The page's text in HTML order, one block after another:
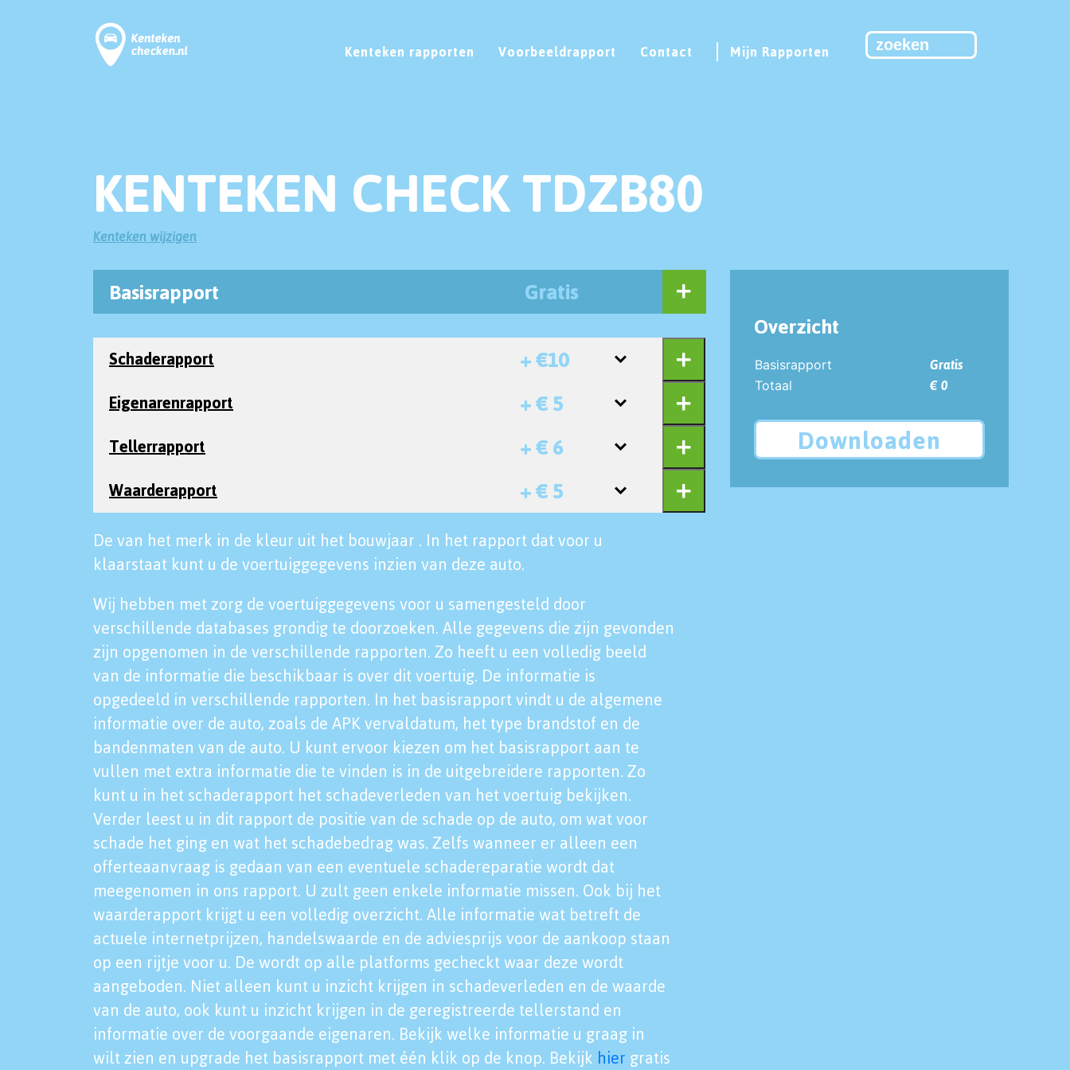
Kenteken rapporten Voorbeeldrapport Contact Mijn Rapporten
KENTEKEN CHECK TDZB80
Kenteken wijzigen
Basisrapport Gratis
Schaderapport + €10
Eigenarenrapport + € 5
Tellerrapport + € 6
Waarderapport + € 5
De van het merk in de kleur uit het bouwjaar . In het rapport dat voor u
klaarstaat kunt u de voertuiggegevens inzien van deze auto.
Wij hebben met zorg de voertuiggegevens voor u samengesteld door
verschillende databases grondig te doorzoeken. Alle gegevens die zijn gevonden
zijn opgenomen in de verschillende rapporten. Zo heeft u een volledig beeld
van de informatie die beschikbaar is over dit voertuig. De informatie is
opgedeeld in verschillende rapporten. In het basisrapport vindt u de algemene
informatie over de auto, zoals de APK vervaldatum, het type brandstof en de
bandenmaten van de auto. U kunt ervoor kiezen om het basisrapport aan te
vullen met extra informatie die te vinden is in de uitgebreidere rapporten. Zo
kunt u in het schaderapport het schadeverleden van het voertuig bekijken.
Verder leest u in dit rapport de positie van de schade op de auto, om wat voor
schade het ging en wat het schadebedrag was. Zelfs wanneer er alleen een
offerteaanvraag is gedaan van een eventuele schadereparatie wordt dat
meegenomen in ons rapport. U zult geen enkele informatie missen. Ook bij het
waarderapport krijgt u een volledig overzicht. Alle informatie wat betreft de
actuele internetprijzen, handelswaarde en de adviesprijs voor de aankoop staan
op een rijtje voor u. De wordt op alle platforms gecheckt waar deze wordt
aangeboden. Niet alleen kunt u inzicht krijgen in schadeverleden en de waarde
van de auto, ook kunt u inzicht krijgen in de geregistreerde tellerstand en
informatie over de voorgaande eigenaren. Bekijk welke informatie u graag in
wilt zien en upgrade het basisrapport met één klik op de knop. Bekijk hier gratis
Overzicht
Basisrapport
Gratis
Totaal
€ 0
Downloaden